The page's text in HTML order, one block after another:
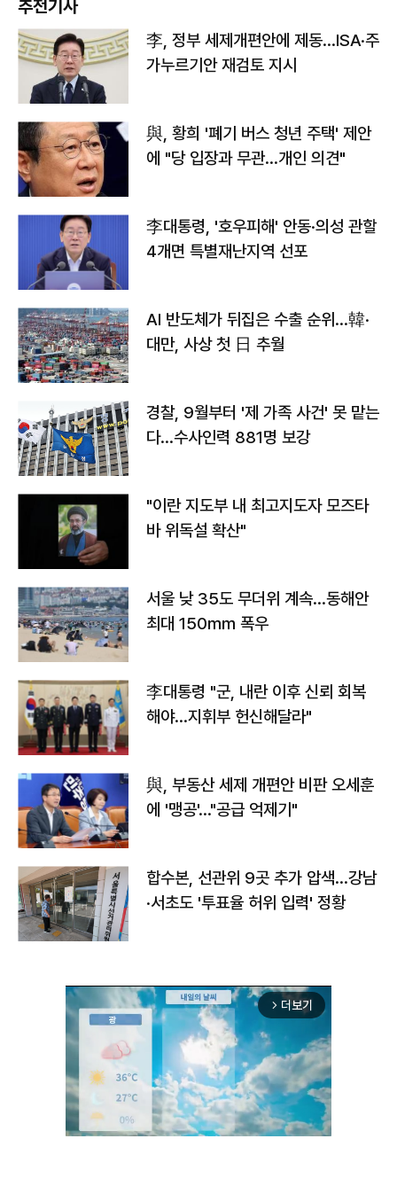
추천기사
李, 정부 세제개편안에 제동…ISA·주
가누르기안 재검토 지시
與, 황희 '폐기 버스 청년 주택' 제안
에 "당 입장과 무관…개인 의견"
李대통령, '호우피해' 안동·의성 관할
4개면 특별재난지역 선포
AI 반도체가 뒤집은 수출 순위…韓·
대만, 사상 첫 日 추월
경찰, 9월부터 '제 가족 사건' 못 맡는
다…수사인력 881명 보강
"이란 지도부 내 최고지도자 모즈타
바 위독설 확산"
서울 낮 35도 무더위 계속…동해안
최대 150㎜ 폭우
李대통령 "군, 내란 이후 신뢰 회복
해야…지휘부 헌신해달라"
與, 부동산 세제 개편안 비판 오세훈
에 '맹공'…"공급 억제기"
합수본, 선관위 9곳 추가 압색…강남
·서초도 '투표율 허위 입력' 정황
arrow_forward_ios 더보기